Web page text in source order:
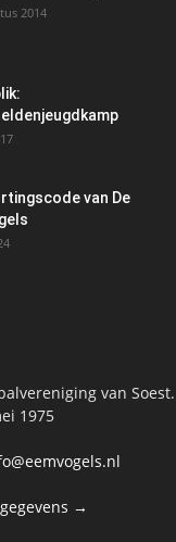
2014
van De
van Soest.
1975
→